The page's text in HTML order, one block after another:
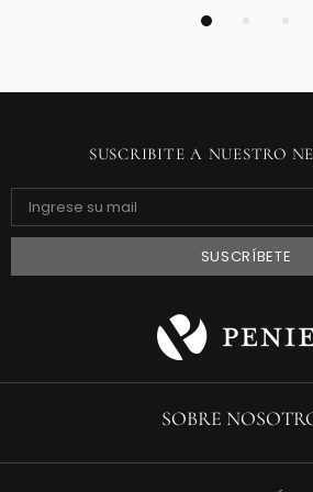
SUSCRIBITE A NUESTRO
SOBRE